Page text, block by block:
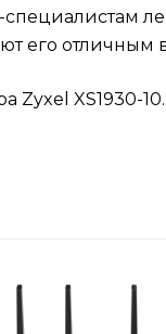
его
Zyxel XS1930-10.